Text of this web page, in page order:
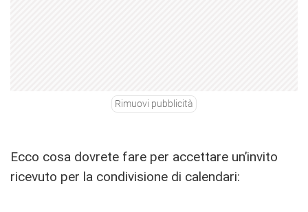
Rimuovi pubblicità
Ecco cosa dovrete fare per accettare un’invito
ricevuto per la condivisione di calendari: